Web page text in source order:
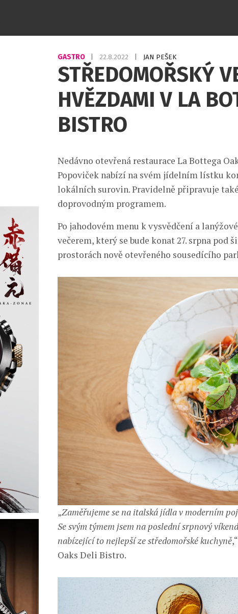
GASTRO 22.8.2022 JAN PEŠEK
STŘEDOMOŘSKÝ
HVĚZDAMI V LA
BISTRO
Nedávno otevřená restaurace La Bottega
Popoviček nabízí na svém jídelním lístku
lokálních surovin. Pravidelně připravuje
doprovodným programem.
Po jahodovém menu k vysvědčení a
večerem, který se bude konat 27. srpna pod
prostorách nově otevřeného sousedícího
„Zaměřujeme se na italská jídla v moderním
Se svým týmem jsem na poslední srpnový
nabízející to nejlepší ze středomořské kuchyně
Oaks Deli Bistro.